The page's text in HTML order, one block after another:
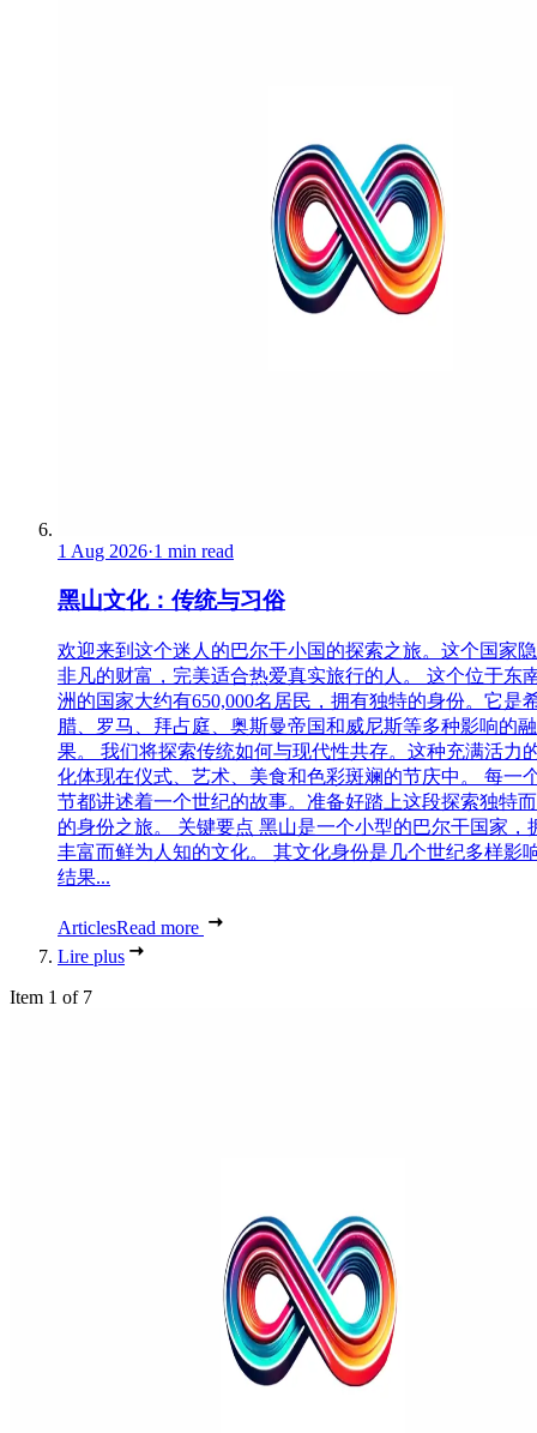
1 Aug 2026·1 min read
黑山文化：传统与习俗
欢迎来到这个迷人的巴尔干小国的探索之旅。这个国家
非凡的财富，完美适合热爱真实旅行的人。 这个位于东
洲的国家大约有650,000名居民，拥有独特的身份。它是
腊、罗马、拜占庭、奥斯曼帝国和威尼斯等多种影响的
果。 我们将探索传统如何与现代性共存。这种充满活力
化体现在仪式、艺术、美食和色彩斑斓的节庆中。 每一
节都讲述着一个世纪的故事。准备好踏上这段探索独特
的身份之旅。 关键要点 黑山是一个小型的巴尔干国家，
丰富而鲜为人知的文化。 其文化身份是几个世纪多样影
结果...
ArticlesRead more
Lire plus
Item 1 of 7